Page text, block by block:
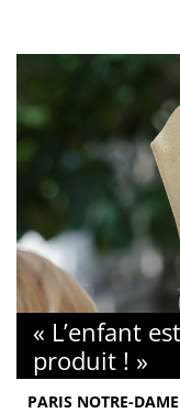
« L’enfant
produit ! »
PARIS NOTRE-